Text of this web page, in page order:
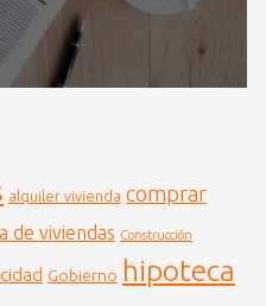
alquiler vivienda comprar
de viviendas Construcción
Gobierno hipoteca